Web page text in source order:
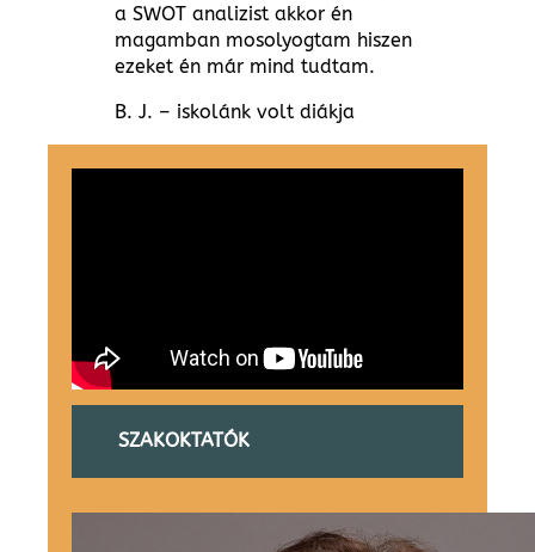
a SWOT analizist akkor én
magamban mosolyogtam hiszen
ezeket én már mind tudtam.
B. J. – iskolánk volt diákja
SZAKOKTATÓK